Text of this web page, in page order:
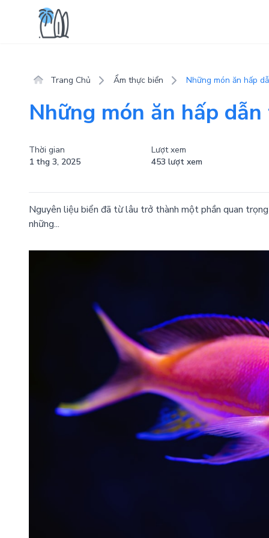
Trang Chủ Ẩm thực biển Những món ăn hấp
Những món ăn hấp
Thời gian
1 thg 3, 2025
Lượt xem
453 lượt xem
Nguyên liệu biển đã từ lâu trở thành một phần quan
những...